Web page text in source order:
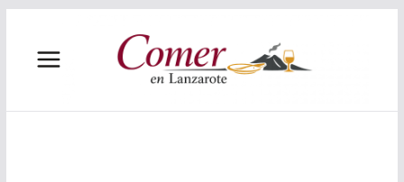
contenido